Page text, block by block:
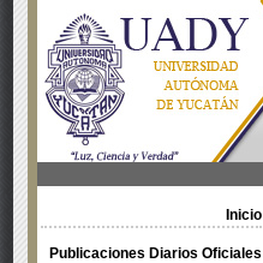
Inicio
Publicaciones Diarios Oficiales